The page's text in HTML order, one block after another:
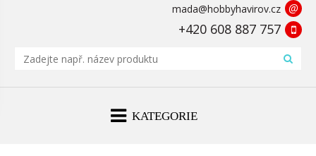
mada@hobbyhavirov.cz @
+420 608 887 757
KATEGORIE